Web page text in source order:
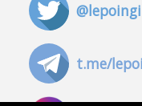
t.me/